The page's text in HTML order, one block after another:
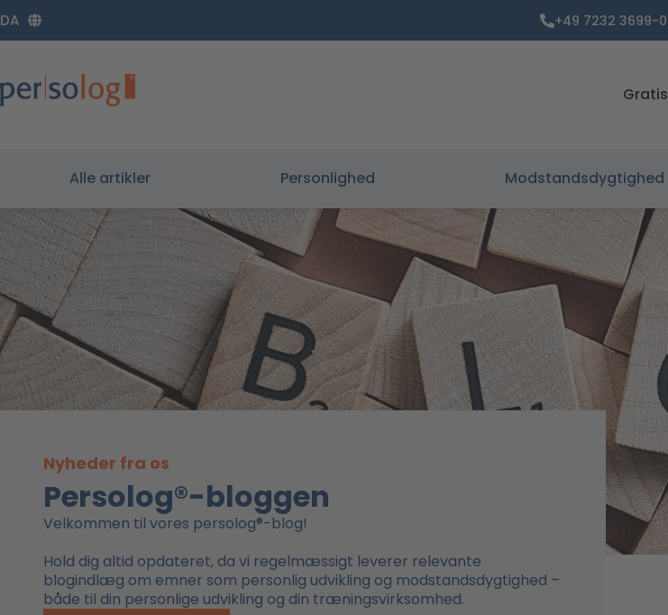
til
indholdet
DA +49 7232 3699-0
Gratis
Alle artikler Personlighed Modstandsdygtighed
Nyheder fra os
Persolog®-bloggen
Velkommen til vores persolog®-blog!
Hold dig altid opdateret, da vi regelmæssigt leverer relevante
blogindlæg om emner som personlig udvikling og modstandsdygtighed –
både til din personlige udvikling og din træningsvirksomhed.